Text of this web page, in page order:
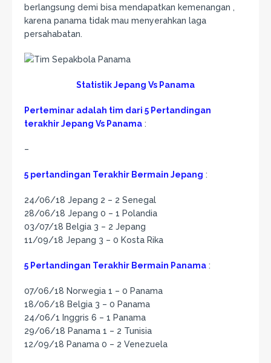
berlangsung demi bisa mendapatkan kemenangan ,
karena panama tidak mau menyerahkan laga
persahabatan.
Statistik Jepang Vs Panama
Perteminar adalah tim dari 5 Pertandingan
terakhir Jepang Vs Panama :
–
5 pertandingan Terakhir Bermain Jepang :
24/06/18 Jepang 2 – 2 Senegal
28/06/18 Jepang 0 – 1 Polandia
03/07/18 Belgia 3 – 2 Jepang
11/09/18 Jepang 3 – 0 Kosta Rika
5 Pertandingan Terakhir Bermain Panama :
07/06/18 Norwegia 1 – 0 Panama
18/06/18 Belgia 3 – 0 Panama
24/06/1 Inggris 6 – 1 Panama
29/06/18 Panama 1 – 2 Tunisia
12/09/18 Panama 0 – 2 Venezuela